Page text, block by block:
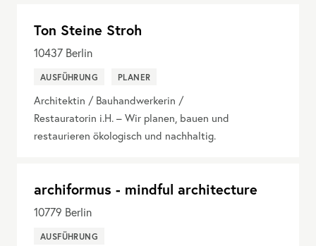
Ton Steine Stroh
10437 Berlin
AUSFÜHRUNG PLANER
Architektin / Bauhandwerkerin /
Restauratorin i.H. – Wir planen, bauen und
restaurieren ökologisch und nachhaltig.
archiformus - mindful architecture
10779 Berlin
AUSFÜHRUNG